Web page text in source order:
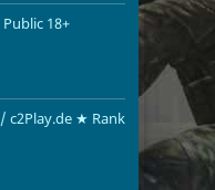
18+
15/40
★ Ranked cs_assault